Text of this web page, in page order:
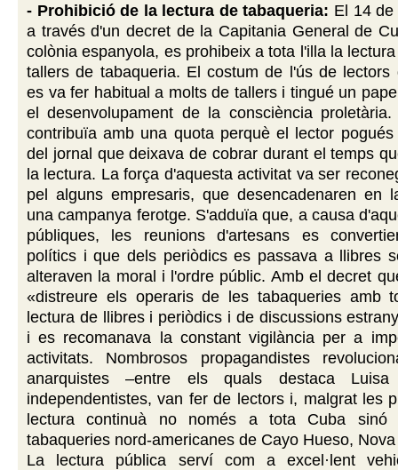
- Prohibició de la lectura de tabaqueria: El 14
a través d'un decret de la Capitania General de
colònia espanyola, es prohibeix a tota l'illa la
tallers de tabaqueria. El costum de l'ús de lectors
es va fer habitual a molts de tallers i tingué un
el desenvolupament de la consciència
contribuïa amb una quota perquè el lector pogués
del jornal que deixava de cobrar durant el temps
la lectura. La força d'aquesta activitat va ser
pel alguns empresaris, que desencadenaren en
una campanya ferotge. S'adduïa que, a causa
públiques, les reunions d'artesans es
polítics i que dels periòdics es passava a llibres
alteraven la moral i l'ordre públic. Amb el decret
«distreure els operaris de les tabaqueries amb
lectura de llibres i periòdics i de discussions
i es recomanava la constant vigilància per a
activitats. Nombrosos propagandistes
anarquistes –entre els quals destaca
independentistes, van fer de lectors i, malgrat les
lectura continuà no només a tota Cuba
tabaqueries nord-americanes de Cayo Hueso,
La lectura pública serví com a excel·lent